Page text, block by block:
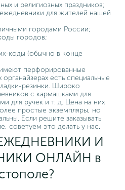
и религиозных праздников;
для жителей нашей
городами России;
городов;
коды (обычно в конце
перфорированные
есть специальные
резинки. Широко
с кармашками для
для ручек и т. д. Цена на них
простые экземпляры, но
Если решите заказывать
советуем это делать у нас.
И
ОНЛАЙН в